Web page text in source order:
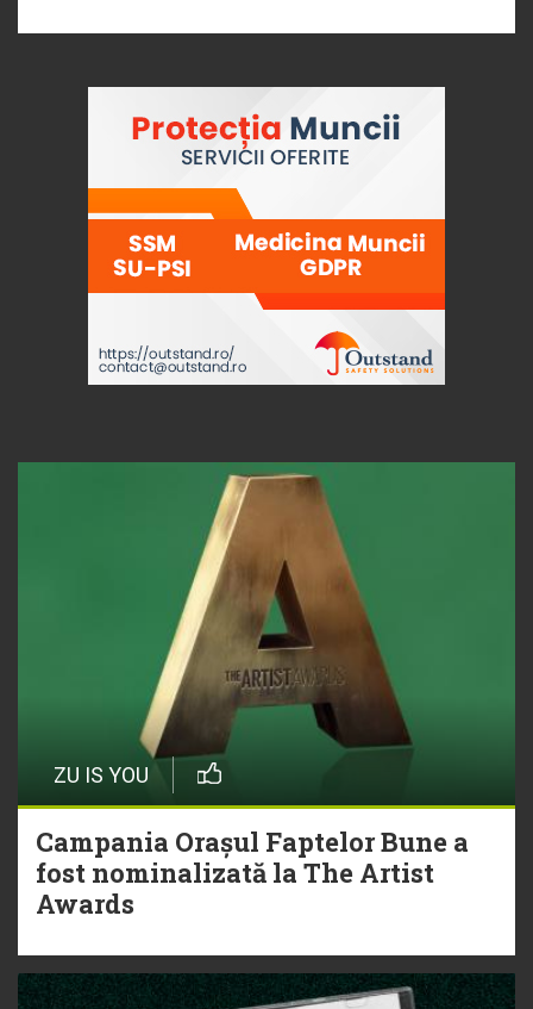
ZU IS YOU
Campania Orașul Faptelor Bune a
fost nominalizată la The Artist
Awards